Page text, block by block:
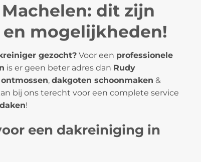
dit zijn
mogelijkheden!
gezocht? Voor een professionele
is er geen beter adres dan Rudy
, dakgoten schoonmaken &
bij ons terecht voor een complete service
!
een dakreiniging in